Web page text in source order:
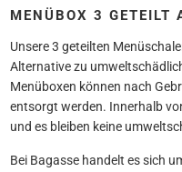
MENÜBOX 3 GETEILT
Unsere 3 geteilten
Alternative zu
Menüboxen können nach
entsorgt werden. Innerhalb
und es bleiben keine
Bei Bagasse handelt es sich